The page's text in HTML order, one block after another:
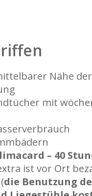
Nähe
mit
– 40
ist vor Ort
die Benutzung